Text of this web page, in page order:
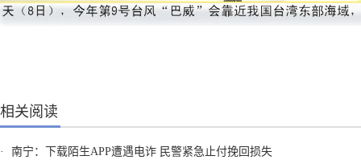
相关阅读
·
南宁：下载陌生APP遭遇电诈 民警紧急止付挽回损失